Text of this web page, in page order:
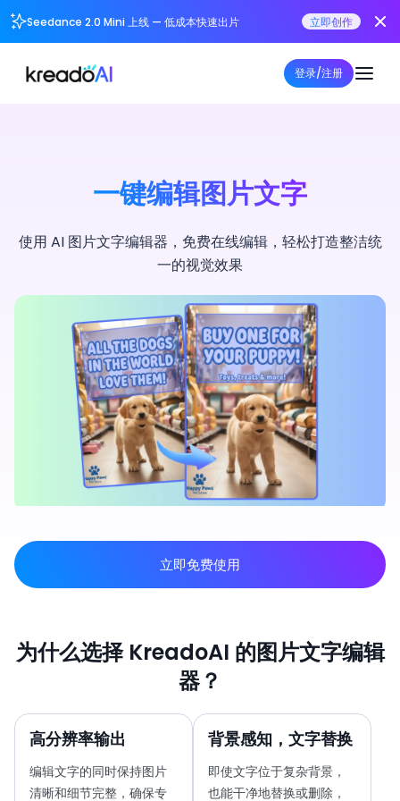
Seedance 2.0 Mini 上线 — 低成本快速出片 立即创作
登录/注册
一键编辑图片文字
使用 AI 图片文字编辑器，免费在线编辑，轻松打造整洁统
一的视觉效果
立即免费使用
为什么选择 KreadoAI 的图片文字编辑
器？
高分辨率输出
编辑文字的同时保持图片
清晰和细节完整，确保专
背景感知，文字替换
即使文字位于复杂背景，
也能干净地替换或删除，